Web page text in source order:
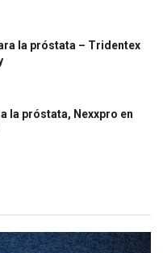
la próstata – Tridentex
la próstata, Nexxpro en